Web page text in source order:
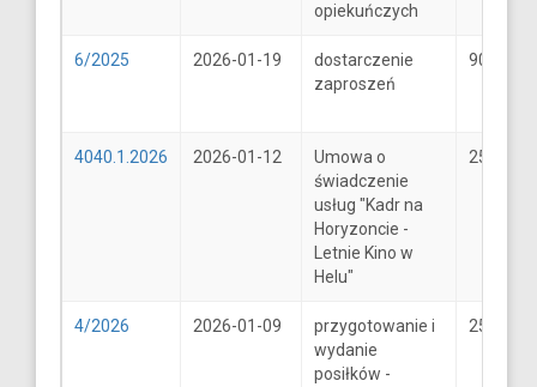
opiekuńczych
6/2025 2026-01-19
dostarczenie
zaproszeń
900
4040.1.2026 2026-01-12
Umowa o
świadczenie
usług "Kadr na
Horyzoncie -
Letnie Kino w
Helu"
25600
4/2026 2026-01-09
przygotowanie i
wydanie
posiłków -
25